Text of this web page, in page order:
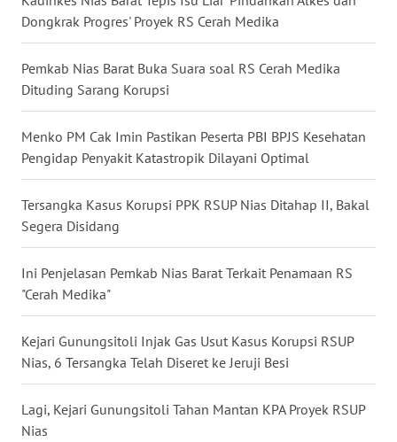
Dongkrak Progres' Proyek RS Cerah Medika
Pemkab Nias Barat Buka Suara soal RS Cerah Medika
Dituding Sarang Korupsi
Menko PM Cak Imin Pastikan Peserta PBI BPJS Kesehatan
Pengidap Penyakit Katastropik Dilayani Optimal
Tersangka Kasus Korupsi PPK RSUP Nias Ditahap II, Bakal
Segera Disidang
Ini Penjelasan Pemkab Nias Barat Terkait Penamaan RS
"Cerah Medika"
Kejari Gunungsitoli Injak Gas Usut Kasus Korupsi RSUP
Nias, 6 Tersangka Telah Diseret ke Jeruji Besi
Lagi, Kejari Gunungsitoli Tahan Mantan KPA Proyek RSUP
Nias
SULSEL
GORONTALO
SULUT
WN
MALUKU
WN
MALUT
WN
DAIRI
WN
TOBA